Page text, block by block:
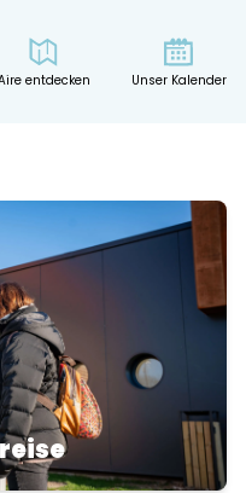
entdecken Unser Kalender